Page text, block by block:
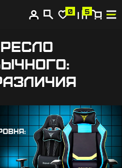
0 5
кресел перед обычными